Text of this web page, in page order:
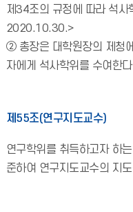
제34조의 규정에 따라 석사
2020.10.30.>
② 총장은 대학원장의 제청
자에게 석사학위를 수여한
제55조(연구지도교수)
연구학위를 취득하고자 하
준하여 연구지도교수의 지